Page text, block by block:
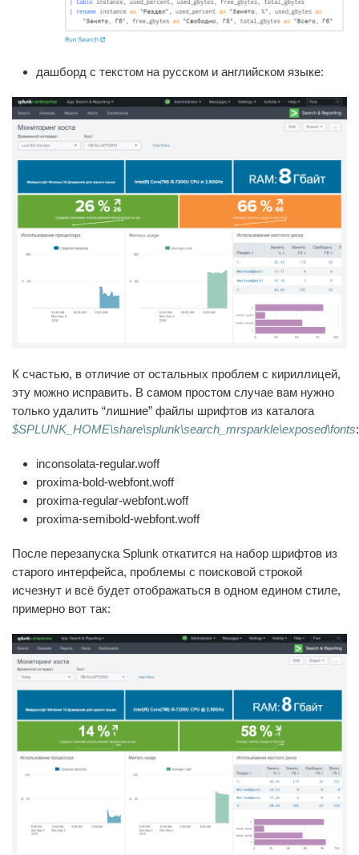
дашборд с текстом на русском и английском языке:
К счастью, в отличие от остальных проблем с кириллицей,
эту можно исправить. В самом простом случае вам нужно
только удалить “лишние” файлы шрифтов из каталога
$SPLUNK_HOME\share\splunk\search_mrsparkle\exposed\fonts:
inconsolata-regular.woff
proxima-bold-webfont.woff
proxima-regular-webfont.woff
proxima-semibold-webfont.woff
После перезапуска Splunk откатится на набор шрифтов из
старого интерфейса, проблемы с поисковой строкой
исчезнут и всё будет отображаться в одном едином стиле,
примерно вот так: